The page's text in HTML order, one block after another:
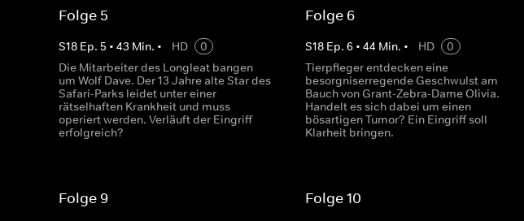
Folge 5
S18 Ep. 5 • 43 Min. • HD
0
Die Mitarbeiter des Longleat bangen
um Wolf Dave. Der 13 Jahre alte Star des
Safari-Parks leidet unter einer
rätselhaften Krankheit und muss
operiert werden. Verläuft der Eingriff
erfolgreich?
Folge 6
S18 Ep.6 •44 Min. • HD
0
Tierpfleger entdecken eine
besorgniserregende Geschwulst am
Bauch von Grant-Zebra-Dame Olivia.
Handelt es sich dabei um einen
bösartigen Tumor? Ein Eingriff soll
Klarheit bringen.
Folge 9 Folge 10